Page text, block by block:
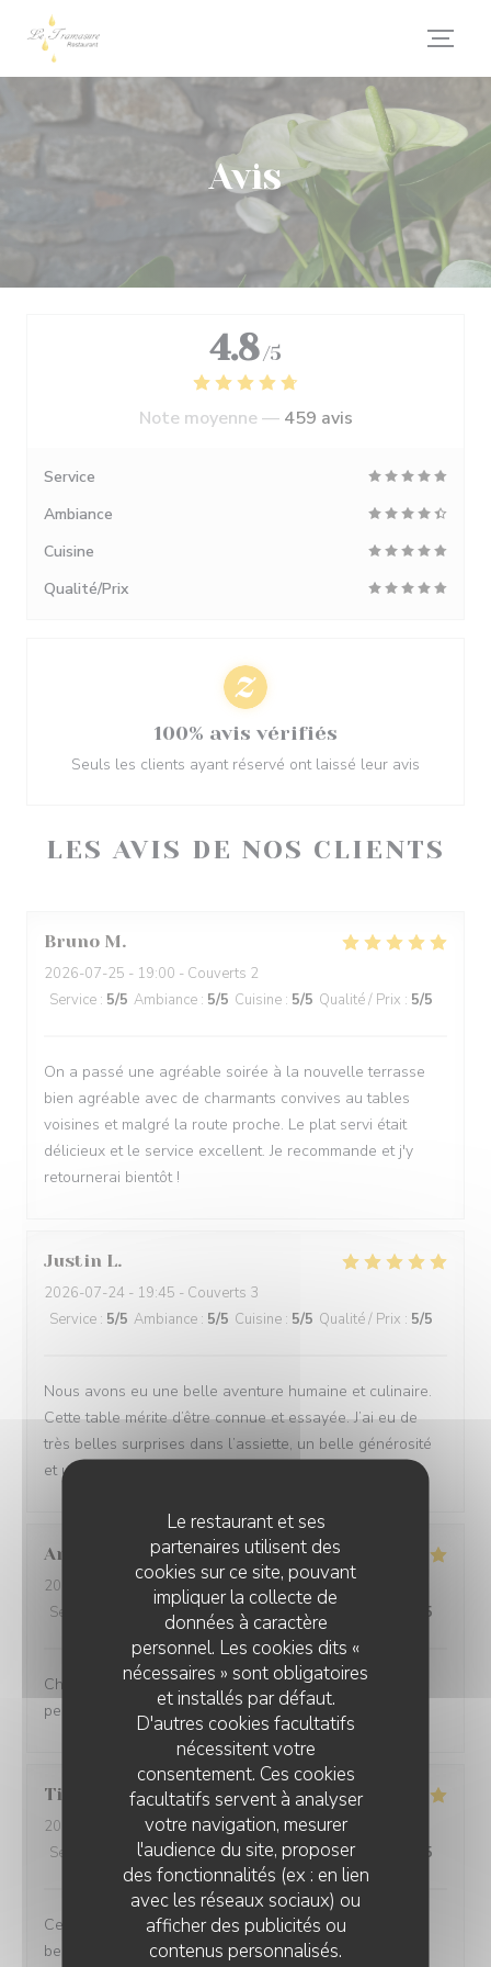
Personnalisation de vos choix en matière de cookies
Le restaurant et ses
partenaires utilisent des
cookies sur ce site, pouvant
impliquer la collecte de
données à caractère
personnel. Les cookies dits «
nécessaires » sont obligatoires
et installés par défaut.
D'autres cookies facultatifs
nécessitent votre
consentement. Ces cookies
facultatifs servent à analyser
votre navigation, mesurer
l'audience du site, proposer
des fonctionnalités (ex : en lien
avec les réseaux sociaux) ou
afficher des publicités ou
contenus personnalisés.
Avis
LES AVIS DE NOS CLIENTS
Bruno M
2026-07-25 - 19:00 - Couverts 2
Service : 5/5 Ambiance : 5/5 Cuisine : 5/5 Qualité / Prix : 5/5
On a passé une agréable soirée à la nouvelle terrasse
bien agréable avec de charmants convives au tables
voisines et malgré la route proche. Le plat servi était
délicieux et le service excellent. Je recommande et j'y
retournerai bientôt !
Justin L
2026-07-24 - 19:45 - Couverts 3
Service : 5/5 Ambiance : 5/5 Cuisine : 5/5 Qualité / Prix : 5/5
Nous avons eu une belle aventure humaine et culinaire.
Cette table mérite d’être connue et essayée. J’ai eu de
très belles surprises dans l’assiette, un belle générosité
et un service attentionné Merci à l’équipe en salle
Anaïs
2026-07-23
- 12:15 - Couverts 9
Service
Ambiance : 5 Cuisine 5 /5 /5
Charmant restaurant niché à Lessines. Menu exquis et
personnel adorable, n'hésitez pas !
Tiphanie D
2026-07-23
- 12:00 - Couverts 2
Service
Ambiance:4 /5 Cuisine : 5/5 Qualité / Prix /5
Ce fût un très bon moment. Des mets succulents et une
belle présentation, avec une belle générosité. Je
4.8 /5
Note moyenne — 459 avis
Service
Ambiance
Cuisine
Qualité/Prix
100% avis vérifiés
Seuls les clients ayant réservé ont laissé leur avis